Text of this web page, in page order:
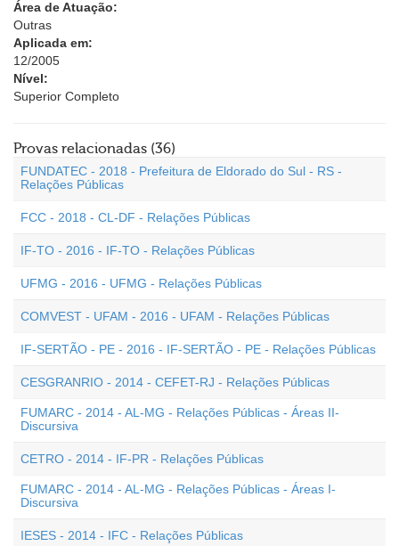
Área de Atuação:
Outras
Aplicada em:
12/2005
Nível:
Superior Completo
Provas relacionadas (36)
FUNDATEC - 2018 - Prefeitura de Eldorado do Sul - RS -
Relações Públicas
FCC - 2018 - CL-DF - Relações Públicas
IF-TO - 2016 - IF-TO - Relações Públicas
UFMG - 2016 - UFMG - Relações Públicas
COMVEST - UFAM - 2016 - UFAM - Relações Públicas
IF-SERTÃO - PE - 2016 - IF-SERTÃO - PE - Relações Públicas
CESGRANRIO - 2014 - CEFET-RJ - Relações Públicas
FUMARC - 2014 - AL-MG - Relações Públicas - Áreas II-
Discursiva
CETRO - 2014 - IF-PR - Relações Públicas
FUMARC - 2014 - AL-MG - Relações Públicas - Áreas I-
Discursiva
IESES - 2014 - IFC - Relações Públicas